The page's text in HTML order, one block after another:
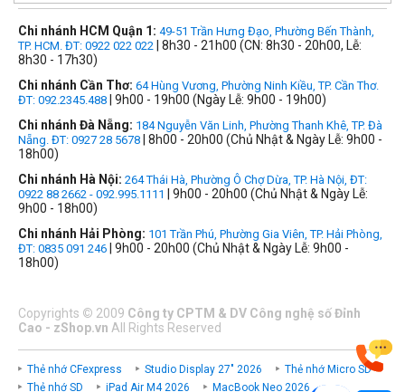
Chi nhánh HCM Quận 1: 49-51 Trần Hưng Đạo, Phường Bến Thành,
TP. HCM. ĐT: 0922 022 022 | 8h30 - 21h00 (CN: 8h30 - 20h00, Lễ:
8h30 - 17h30)
Chi nhánh Cần Thơ: 64 Hùng Vương, Phường Ninh Kiều, TP. Cần Thơ.
ĐT: 092.2345.488 | 9h00 - 19h00 (Ngày Lễ: 9h00 - 19h00)
Chi nhánh Đà Nẵng: 184 Nguyễn Văn Linh, Phường Thanh Khê, TP. Đà
Nẵng. ĐT: 0927 28 5678 | 8h00 - 20h00 (Chủ Nhật & Ngày Lễ: 9h00 -
18h00)
Chi nhánh Hà Nội: 264 Thái Hà, Phường Ô Chợ Dừa, TP. Hà Nội, ĐT:
0922 88 2662 - 092.995.1111
| 9h00 - 20h00 (Chủ Nhật & Ngày Lễ:
9h00 - 18h00)
Chi nhánh Hải Phòng: 101 Trần Phú, Phường Gia Viên, TP. Hải Phòng,
ĐT: 0835 091 246 | 9h00 - 20h00 (Chủ Nhật & Ngày Lễ: 9h00 -
18h00)
Copyrights © 2009 Công ty CPTM & DV Công nghệ số Đỉnh
Cao - zShop.vn All Rights Reserved
Thẻ nhớ CFexpress Studio Display 27" 2026
Thẻ nhớ Micro SD
Thẻ nhớ SD
iPad Air M4 2026 MacBook Neo 2026